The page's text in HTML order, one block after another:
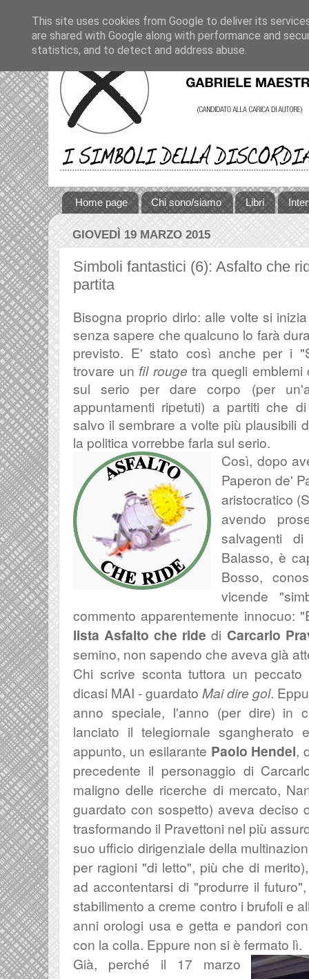
Home page Chi sono/siamo Libri
GIOVEDÌ 19 MARZO 2015
Simboli fantastici (6): Asfalto che
partita
Bisogna proprio dirlo: alle volte si
senza sapere che qualcuno lo farà
previsto. E' stato così anche per i
trovare un fil rouge tra quegli
sul serio per dare corpo (per
appuntamenti ripetuti) a partiti che
salvo il sembrare a volte più plausibili
la politica vorrebbe farla sul serio.
Così, dopo
Paperon de'
aristocratico
avendo
salvagenti
Balasso, è
Bosso,
vicende
commento apparentemente innocuo: "
lista Asfalto che ride di Carcarlo
semino, non sapendo che aveva già
Chi scrive sconta tuttora un
dicasi MAI - guardato Mai dire gol.
anno speciale, l'anno (per dire) in
lanciato il telegiornale
appunto, un esilarante Paolo Hendel,
precedente il personaggio di
maligno delle ricerche di mercato,
guardato con sospetto) aveva deciso
trasformando il Pravettoni nel più
suo ufficio dirigenziale della
per ragioni "di letto", più che di
ad accontentarsi di "produrre il
stabilimento a creme contro i brufoli e
anni orologi usa e getta e pandori
con la colla. Eppure non si è fermato lì.
Già, perché il 17 marzo
This site uses cookies from Google to deliver its
are shared with Google along with performance and
statistics, and to detect and address abuse.